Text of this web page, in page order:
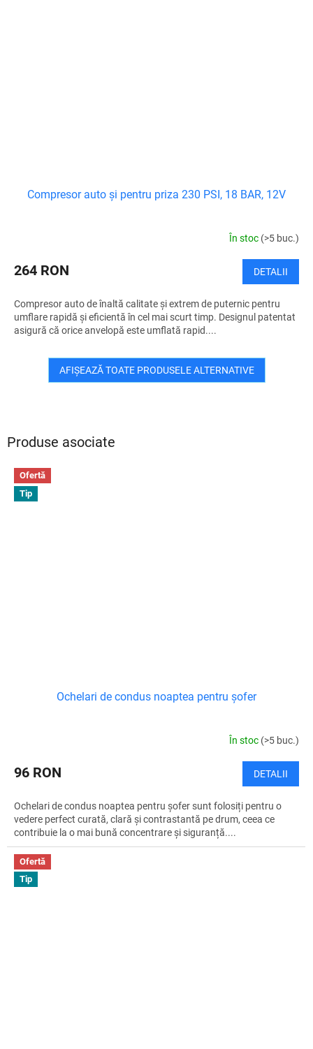
Produse asociate
Ofertă
Tip
Ochelari de condus noaptea pentru șofer
În stoc (>5 buc.)
96 RON DETALII
Ochelari de condus noaptea pentru șofer sunt folosiți pentru o
vedere perfect curată, clară și contrastantă pe drum, ceea ce
contribuie la o mai bună concentrare și siguranță....
Ofertă
Tip
Compresor auto și pentru priza 230 PSI, 18 BAR, 12V
În stoc (>5 buc.)
264 RON DETALII
Compresor auto de înaltă calitate și extrem de puternic pentru
umflare rapidă și eficientă în cel mai scurt timp. Designul patentat
asigură că orice anvelopă este umflată rapid....
AFIŞEAZĂ TOATE PRODUSELE ALTERNATIVE